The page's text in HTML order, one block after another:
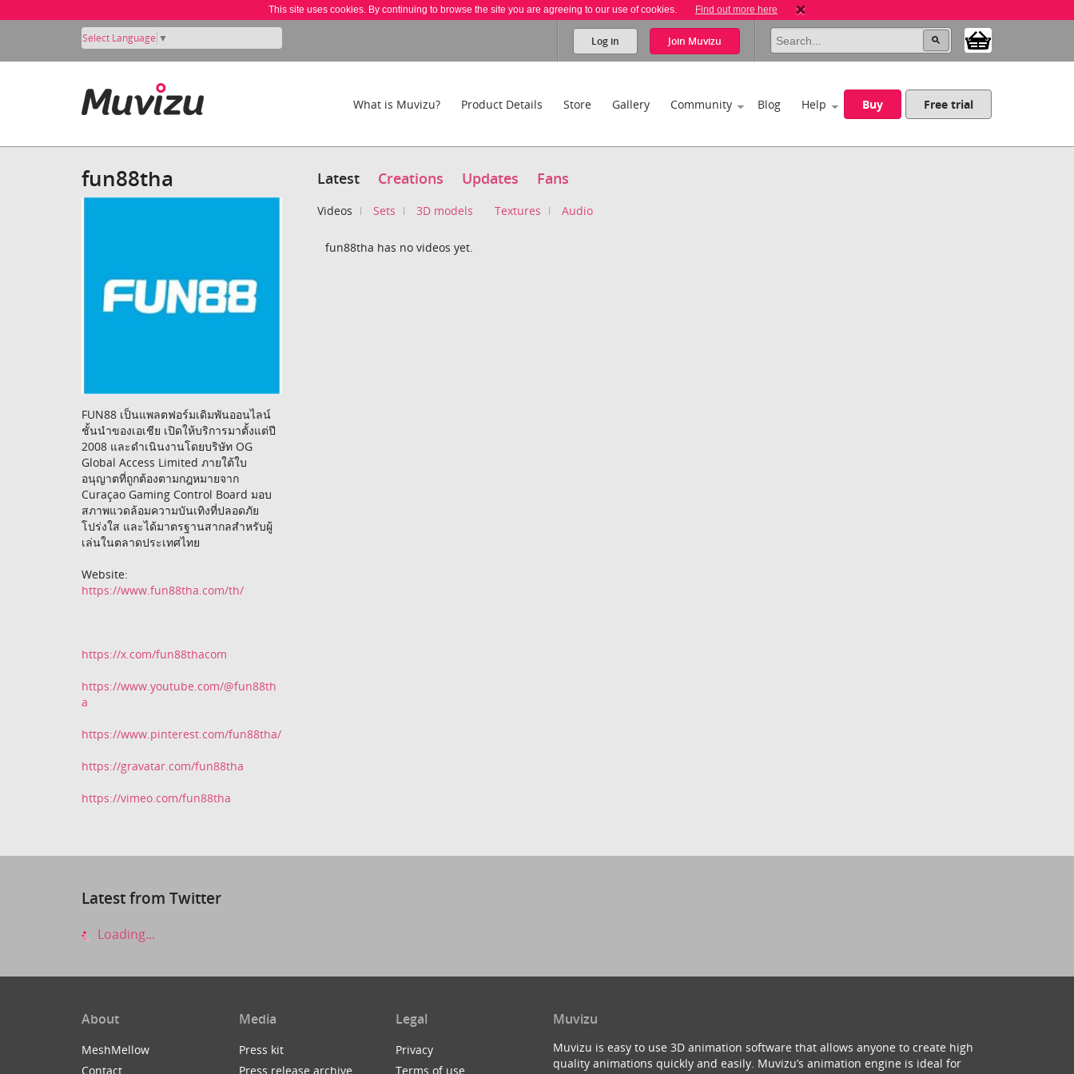
This site uses cookies. By continuing to browse the site you are agreeing to our use of cookies. Find out more here
Select Language ▼ Log in Join Muvizu
What is Muvizu? Product Details Store Gallery Community Blog Help Buy Free trial
fun88tha
FUN88 เป็นแพลตฟอร์มเดิมพันออนไลน์
ชั้นนำของเอเชีย เปิดให้บริการมาตั้งแต่ปี
2008 และดำเนินงานโดยบริษัท OG
Global Access Limited ภายใต้ใบ
อนุญาตที่ถูกต้องตามกฎหมายจาก
Curaçao Gaming Control Board มอบ
สภาพแวดล้อมความบันเทิงที่ปลอดภัย
โปร่งใส และได้มาตรฐานสากลสำหรับผู้
เล่นในตลาดประเทศไทย
Website:
https://www.fun88tha.com/th/
https://x.com/fun88thacom
https://www.youtube.com/@fun88th
a
https://www.pinterest.com/fun88tha/
https://gravatar.com/fun88tha
https://vimeo.com/fun88tha
Latest Creations Updates Fans
Videos Sets 3D models Textures Audio
fun88tha has no videos yet.
Latest from Twitter
Loading...
About
MeshMellow
Contact
Media
Press kit
Press release archive
Legal
Privacy
Terms of use
Muvizu
Muvizu is easy to use 3D animation software that allows anyone to create high
quality animations quickly and easily. Muvizu’s animation engine is ideal for